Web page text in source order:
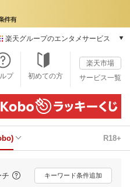
楽天グループのエンタメサービス
本/ゲーム/CD/DVD
楽天ブックス
電子書籍
楽天Kobo
雑誌読み放題
楽天ミュージック
動画配信
楽天TV
プ 初めての方
楽天市場
サービス一覧
R18+
チ キーワード条件追加